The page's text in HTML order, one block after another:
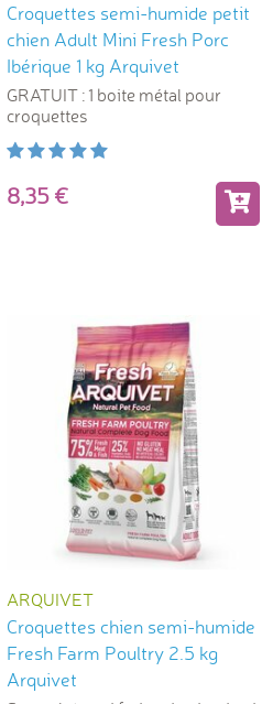
Croquettes semi-humide petit
chien Adult Mini Fresh Porc
Ibérique 1 kg Arquivet
GRATUIT : 1 boite métal pour
croquettes
8,35
ARQUIVET
Croquettes chien semi-humide
Fresh Farm Poultry 2.5 kg
Arquivet